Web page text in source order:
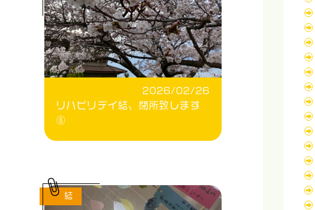
2026/02/26
リハビリデイ結、閉所致します
⑥
結